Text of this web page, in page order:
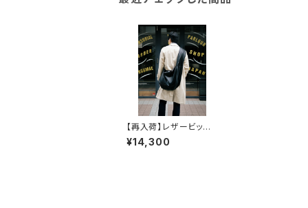
【再入荷】レザービッグ
ワイドショルダーバッグ
¥14,300